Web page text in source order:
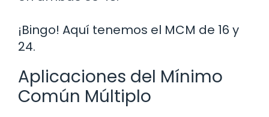
¡Bingo! Aquí tenemos el MCM de 16 y
24.
Aplicaciones del Mínimo
Común Múltiplo